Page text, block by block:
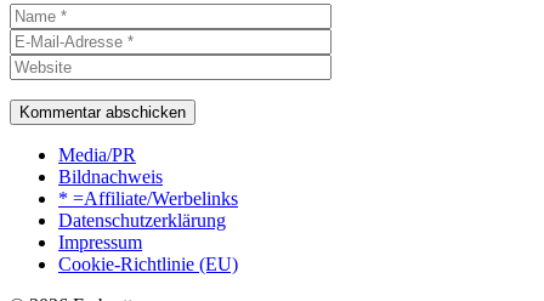
Name
Mail-
Adresse
Media/PR
Bildnachweis
* =Affiliate/Werbelinks
Datenschutzerklärung
Impressum
Cookie-Richtlinie (EU)